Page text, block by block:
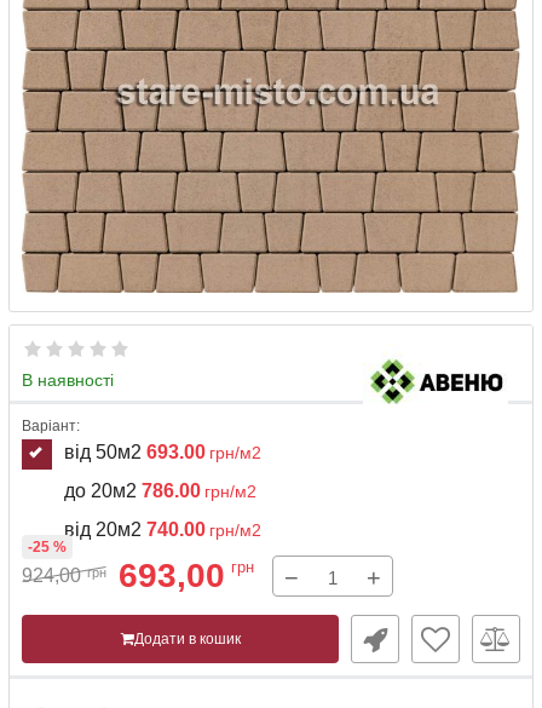
В наявності
Варіант:
від 50м2 693.00 грн/м2
до 20м2 786.00 грн/м2
від 20м2 740.00 грн/м2
924,00 грн 693,00 грн
-25 %
− +
Додати в кошик